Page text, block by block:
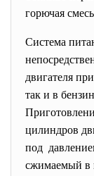
горючая
Система
двигателя
так и в
цилиндров
под
сжимаемый в